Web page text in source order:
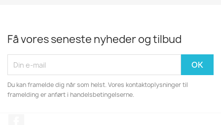
Få vores seneste nyheder og tilbud
Du kan framelde dig når som helst. Vores kontaktoplysninger til
framelding er anført i handelsbetingelserne.